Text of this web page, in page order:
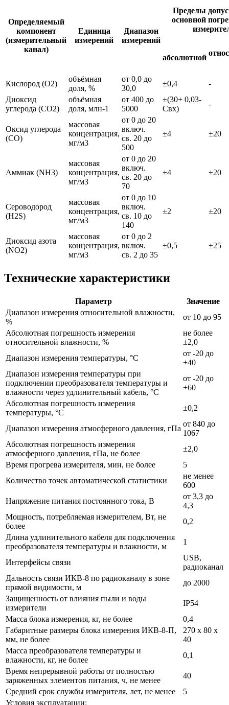
Определяемый
компонент
(измерительный
канал)
Единица
измерений
Диапазон
измерений
Пределы
основной
абсолютной
Кислород (O2)
объёмная
доля, %
от 0,0 до
30,0
±0,4
-
Диоксид
углерода (CO2)
объёмная
доля, млн-1
от 400 до
5000
±(30+ 0,03-
Свх)
-
Оксид углерода
(CO)
массовая
концентрация,
мг/м3
от 0 до 20
включ.
св. 20 до
500
±4 ±20
Аммиак (NH3)
массовая
концентрация,
мг/м3
от 0 до 20
включ.
св. 20 до
70
±4 ±20
Сероводород
(H2S)
массовая
концентрация,
мг/м3
от 0 до 10
включ.
св. 10 до
140
±2 ±20
Диоксид азота
(NO2)
массовая
концентрация,
мг/м3
от 0 до 2
включ.
св. 2 до 35
±0,5 ±25
Технические характеристики
Параметр
Значение
Диапазон измерения относительной влажности,
%
от 10 до 95
Абсолютная погрешность измерения
относительной влажности, %
не более
±2,0
Диапазон измерения температуры, °С
от -20 до
+40
Диапазон измерения температуры при
подключении преобразователя температуры и
влажности через удлинительный кабель, °С
от -20 до
+60
Абсолютная погрешность измерения
температуры, °С
±0,2
Диапазон измерения атмосферного давления, гПа
от 840 до
1067
Абсолютная погрешность измерения
атмосферного давления, гПа, не более
±2,0
Время прогрева измерителя, мин, не более
5
Количество точек автоматической статистики
не менее
600
Напряжение питания постоянного тока, В
от 3,3 до
4,3
Мощность, потребляемая измерителем, Вт, не
более
0,2
Длина удлинительного кабеля для подключения
преобразователя температуры и влажности, м
1
Интерфейсы связи
USB,
радиоканал
Дальность связи ИКВ-8 по радиоканалу в зоне
прямой видимости, м
до 2000
Защищенность от влияния пыли и воды
измерители
IP54
Масса блока измерения, кг, не более
0,4
Габаритные размеры блока измерения ИКВ-8-П,
мм, не более
270 х 80 х
40
Масса преобразователя температуры и
влажности, кг, не более
0,1
Время непрерывной работы от полностью
заряженных элементов питания, ч, не менее
40
Средний срок службы измерителя, лет, не менее
5
Условия эксплуатации: